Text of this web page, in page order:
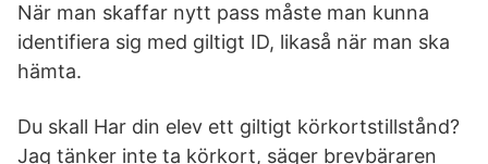
När man skaffar nytt pass måste man kunna
identifiera sig med giltigt ID, likaså när man ska
hämta.
Du skall Har din elev ett giltigt körkortstillstånd?
Jag tänker inte ta körkort, säger brevbäraren